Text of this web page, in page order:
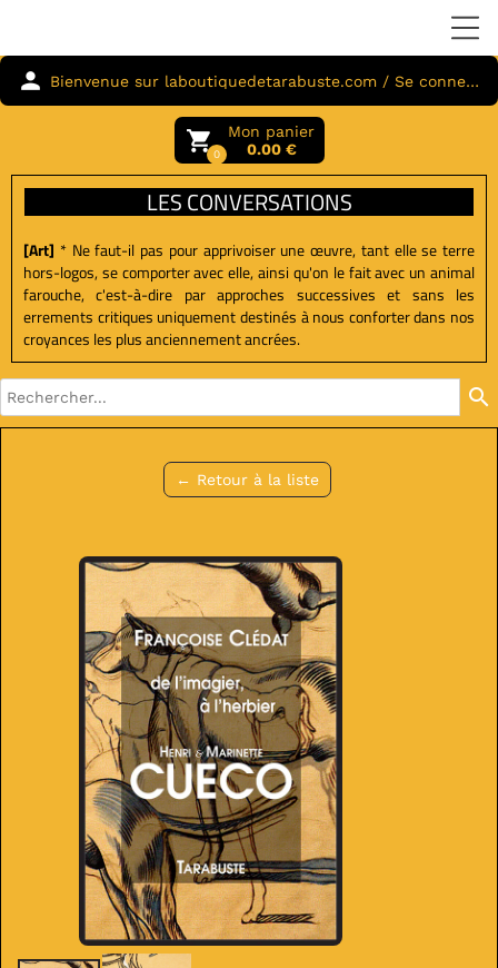
person Bienvenue sur laboutiquedetarabuste.com / Se connecter
local_grocery_store0
Mon panier
0.00 €
LES CONVERSATIONS
[Art] * Ne faut-il pas pour apprivoiser une œuvre, tant elle se terre
hors-logos, se comporter avec elle, ainsi qu'on le fait avec un animal
farouche, c'est-à-dire par approches successives et sans les
errements critiques uniquement destinés à nous conforter dans nos
croyances les plus anciennement ancrées.
search
← Retour à la liste